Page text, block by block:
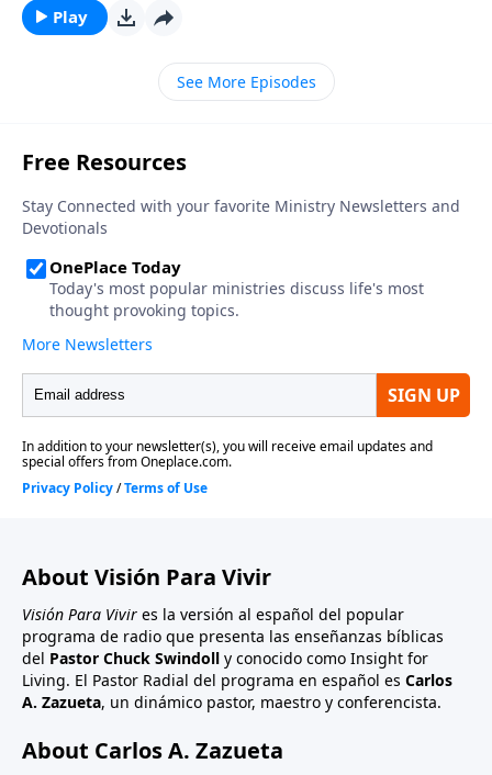
no haya luchado con la tentación. Y no existe ningún
hombre, excepto Jesucristo, que haya sufrido las
consecuencias de ceder ante ella. En nuestra lección
de hoy analizaremos el memorable ejemplo de José, y
lamentables consecuencias por haber hecho lo que
era correcto ante los ojos de Dios.
Play
See More Episodes
About Visión Para Vivir
Visión Para Vivir es la versión al español del popular
programa de radio que presenta las enseñanzas bíblicas
del Pastor Chuck Swindoll y conocido como Insight for
Living. El Pastor Radial del programa en español es Carlos
A. Zazueta, un dinámico pastor, maestro y conferencista.
About Carlos A. Zazueta